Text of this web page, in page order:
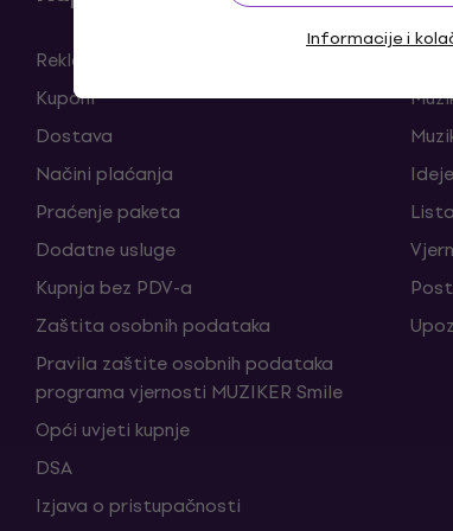
Informacije i
Reklamacije i odustajanja od ugovora
Kuponi
Dostava
Načini plaćanja
Praćenje paketa
Dodatne usluge
Kupnja bez PDV-a
Zaštita osobnih podataka
Pravila zaštite osobnih podataka
programa vjernosti MUZIKER Smile
Opći uvjeti kupnje
DSA
Izjava o pristupačnosti